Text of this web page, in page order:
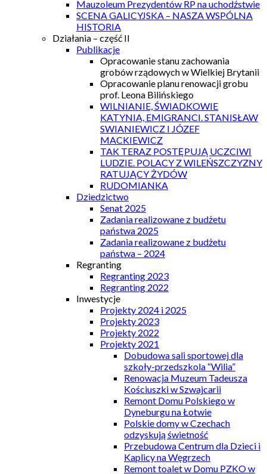
Mauzoleum Prezydentów RP na uchodźstwie
SCENA GALICYJSKA – NASZA WSPÓLNA
HISTORIA
Działania – część II
Publikacje
Opracowanie stanu zachowania
grobów rządowych w Wielkiej Brytanii
Opracowanie planu renowacji grobu
prof. Leona Bilińskiego
WILNIANIE, ŚWIADKOWIE
KATYNIA, EMIGRANCI. STANISŁAW
SWIANIEWICZ I JÓZEF
MACKIEWICZ
TAK TERAZ POSTĘPUJĄ UCZCIWI
LUDZIE. POLACY Z WILEŃSZCZYZNY
RATUJĄCY ŻYDÓW
RUDOMIANKA
Dziedzictwo
Senat 2025
Zadania realizowane z budżetu
państwa 2025
Zadania realizowane z budżetu
państwa – 2024
Regranting
Regranting 2023
Regranting 2022
Inwestycje
Projekty 2024 i 2025
Projekty 2023
Projekty 2022
Projekty 2021
Dobudowa sali sportowej dla
szkoły-przedszkola “Wilia”
Renowacja Muzeum Tadeusza
Kościuszki w Szwajcarii
Remont Domu Polskiego w
Dyneburgu na Łotwie
Polskie domy w Czechach
odzyskują świetność
Przebudowa Centrum dla Dzieci i
Kaplicy na Węgrzech
Remont toalet w Domu PZKO w